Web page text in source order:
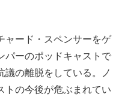
ャード・スペンサーをゲ
パーのポッドキャストで
議の離脱をしている。ノ
トの今後が危ぶまれてい